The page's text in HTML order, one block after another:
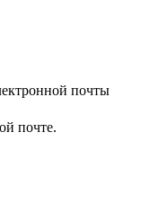
почты
почте.